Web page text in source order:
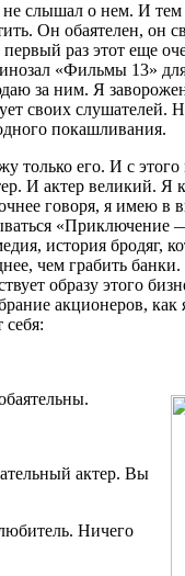
слышал о нем. И тем
Он обаятелен, он
раз этот еще
«Фильмы 13»
за ним. Я
своих слушателей.
покашливания.
только его. И с
И актер великий. Я
говоря, я имею в
«Приключение
история бродяг,
чем грабить
образу этого
акционеров,
актер. Вы
Ничего